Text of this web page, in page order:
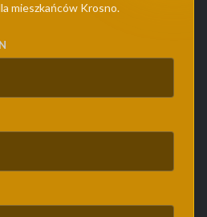
mieszkańców Krosno.